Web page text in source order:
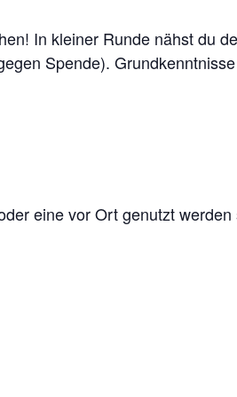
In kleiner Runde nähst du
Spende).
eine vor Ort genutzt werden